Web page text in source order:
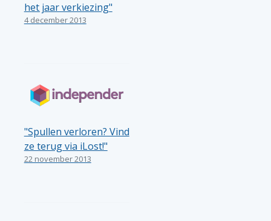
het jaar verkiezing"
4 december 2013
"Spullen verloren? Vind
ze terug via iLost!"
22 november 2013